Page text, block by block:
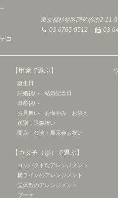
コ
東京都杉並区阿佐谷南2-11-9
03-6765-9512
03-
【用途で選ぶ】
誕生日
結婚祝い・結婚記念日
出産祝い
お見舞い・お悔やみ・お供え
送別・退職祝い
開店・公演・展示会お祝い
【カタチ（形）で選ぶ】
コンパクトなアレンジメント
横ラインのアレンジメント
立体型のアレンジメント
ブーケ